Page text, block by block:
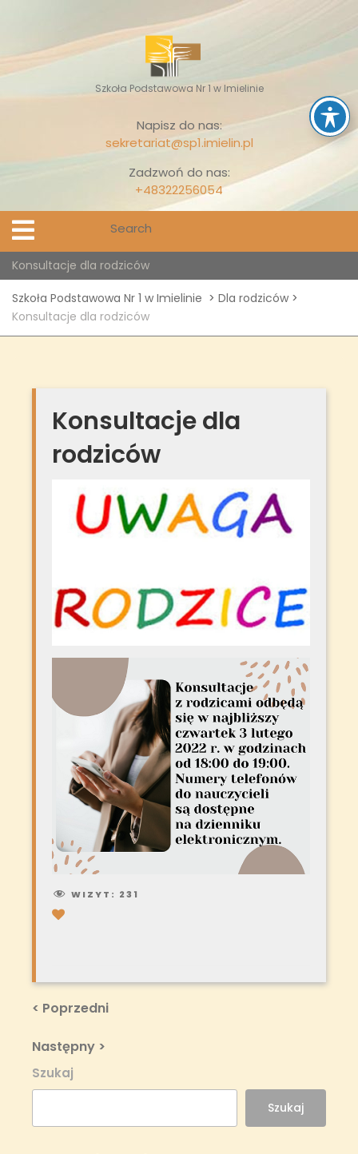
content
Szkoła Podstawowa Nr 1 w Imielinie
Napisz do nas:
sekretariat@sp1.imielin.pl
Zadzwoń do nas:
+48322256054
Open
Menu
Konsultacje dla rodziców
Szkoła Podstawowa Nr 1 w Imielinie > Dla rodziców >
Konsultacje dla rodziców
Konsultacje dla
rodziców
WIZYT: 231
Nawigacja
Previous
< Poprzedni
Next
Post
Następny >
Szukaj
Szukaj